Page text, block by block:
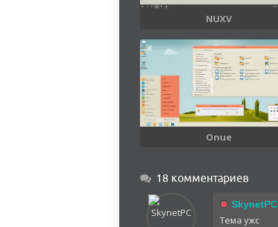
NUXV
Onue
18 комментариев
SkynetPC
Тема ужс